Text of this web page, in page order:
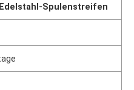
Edelstahl-Spulenstreifen